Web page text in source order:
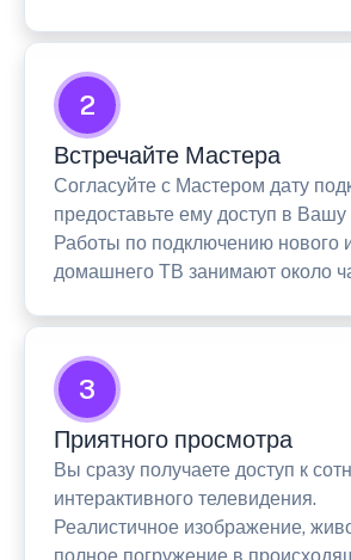
2
Встречайте Мастера
Согласуйте с Мастером дату
предоставьте ему доступ в Вашу
Работы по подключению нового
домашнего ТВ занимают около
3
Приятного просмотра
Вы сразу получаете доступ к
интерактивного телевидения.
Реалистичное изображение,
полное погружение в